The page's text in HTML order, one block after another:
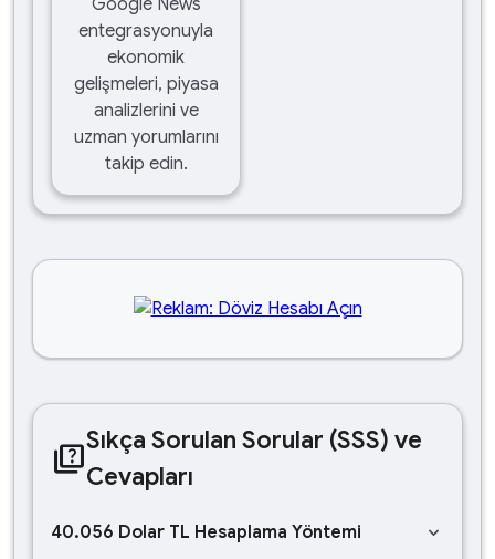
Google News
entegrasyonuyla
ekonomik
gelişmeleri, piyasa
analizlerini ve
uzman yorumlarını
takip edin.
quizSıkça Sorulan Sorular (SSS) ve
Cevapları
40.056 Dolar TL Hesaplama Yöntemi keyboard_arrow_down